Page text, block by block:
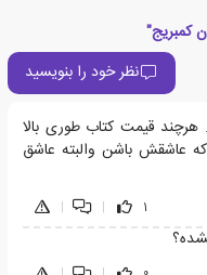
کمبریج"
نظر خود را بنویسید
قیمت کتاب طوری بالا
عاشقش باشن والبته عاشق
1
|
|